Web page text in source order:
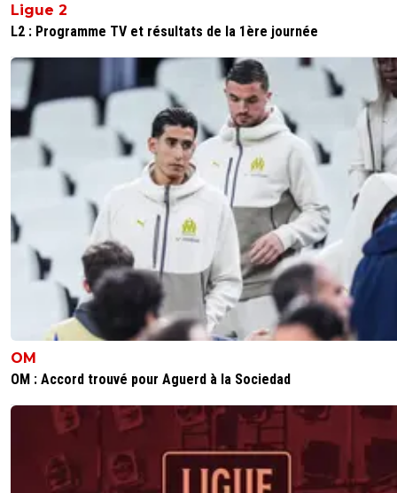
Ligue 2
L2 : Programme TV et résultats de la 1ère journée
OM
OM : Accord trouvé pour Aguerd à la Sociedad